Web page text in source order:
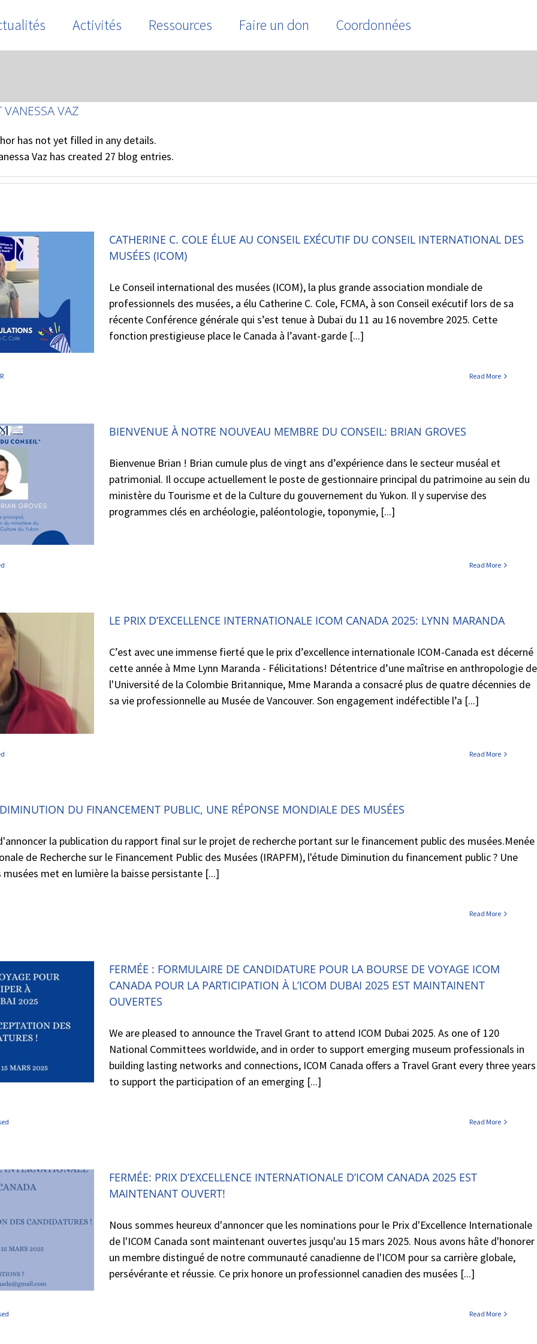
Activités Ressources Faire un don Coordonnées
Home / Vanessa Vaz
VANESSA VAZ
has not yet filled in any details.
Vaz has created 27 blog entries.
CATHERINE C. COLE ÉLUE AU CONSEIL EXÉCUTIF DU CONSEIL INTERNATIONAL DES
MUSÉES (ICOM)
Le Conseil international des musées (ICOM), la plus grande association mondiale de
professionnels des musées, a élu Catherine C. Cole, FCMA, à son Conseil exécutif lors de sa
récente Conférence générale qui s’est tenue à Dubaï du 11 au 16 novembre 2025. Cette
fonction prestigieuse place le Canada à l’avant-garde [...]
Read More
BIENVENUE À NOTRE NOUVEAU MEMBRE DU CONSEIL: BRIAN GROVES
Bienvenue Brian ! Brian cumule plus de vingt ans d’expérience dans le secteur muséal et
patrimonial. Il occupe actuellement le poste de gestionnaire principal du patrimoine au sein du
ministère du Tourisme et de la Culture du gouvernement du Yukon. Il y supervise des
programmes clés en archéologie, paléontologie, toponymie, [...]
Read More
LE PRIX D’EXCELLENCE INTERNATIONALE ICOM CANADA 2025: LYNN MARANDA
C’est avec une immense fierté que le prix d’excellence internationale ICOM-Canada est décerné
cette année à Mme Lynn Maranda - Félicitations! Détentrice d’une maîtrise en anthropologie de
l'Université de la Colombie Britannique, Mme Maranda a consacré plus de quatre décennies de
sa vie professionnelle au Musée de Vancouver. Son engagement indéfectible l’a [...]
Read More
DU FINANCEMENT PUBLIC, UNE RÉPONSE MONDIALE DES MUSÉES
la publication du rapport final sur le projet de recherche portant sur le financement public des musées.Menée
de Recherche sur le Financement Public des Musées (IRAPFM), l'étude Diminution du financement public ? Une
met en lumière la baisse persistante [...]
Read More
FERMÉE : FORMULAIRE DE CANDIDATURE POUR LA BOURSE DE VOYAGE ICOM
CANADA POUR LA PARTICIPATION À L’ICOM DUBAI 2025 EST MAINTAINENT
OUVERTES
We are pleased to announce the Travel Grant to attend ICOM Dubai 2025. As one of 120
National Committees worldwide, and in order to support emerging museum professionals in
building lasting networks and connections, ICOM Canada offers a Travel Grant every three years
to support the participation of an emerging [...]
Read More
FERMÉE: PRIX D’EXCELLENCE INTERNATIONALE D’ICOM CANADA 2025 EST
MAINTENANT OUVERT!
Nous sommes heureux d'annoncer que les nominations pour le Prix d'Excellence Internationale
de l'ICOM Canada sont maintenant ouvertes jusqu'au 15 mars 2025. Nous avons hâte d'honorer
un membre distingué de notre communauté canadienne de l'ICOM pour sa carrière globale,
persévérante et réussie. Ce prix honore un professionnel canadien des musées [...]
Read More